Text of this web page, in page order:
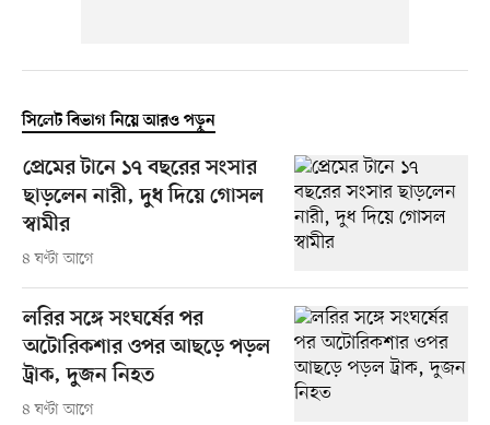
সিলেট বিভাগ নিয়ে আরও পড়ুন
প্রেমের টানে ১৭ বছরের সংসার
ছাড়লেন নারী, দুধ দিয়ে গোসল
স্বামীর
৪ ঘণ্টা আগে
লরির সঙ্গে সংঘর্ষের পর
অটোরিকশার ওপর আছড়ে পড়ল
ট্রাক, দুজন নিহত
৪ ঘণ্টা আগে